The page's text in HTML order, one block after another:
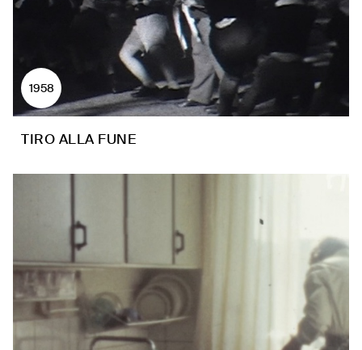
1958
TIRO ALLA FUNE